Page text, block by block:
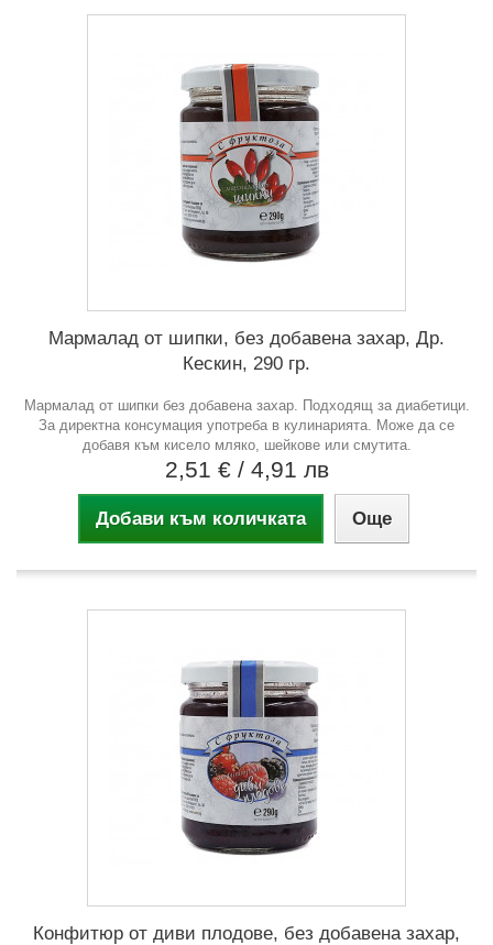
Мармалад от шипки, без добавена захар, Др.
Кескин, 290 гр.
Мармалад от шипки без добавена захар. Подходящ за диабетици.
За директна консумация употреба в кулинарията. Може да се
добавя към кисело мляко, шейкове или смутита.
2,51 € / 4,91 лв
Добави към количката Още
Конфитюр от диви плодове, без добавена захар,